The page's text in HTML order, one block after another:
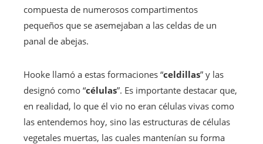
compuesta de numerosos compartimentos
pequeños que se asemejaban a las celdas de un
panal de abejas.
Hooke llamó a estas formaciones “celdillas” y las
designó como “células”. Es importante destacar que,
en realidad, lo que él vio no eran células vivas como
las entendemos hoy, sino las estructuras de células
vegetales muertas, las cuales mantenían su forma